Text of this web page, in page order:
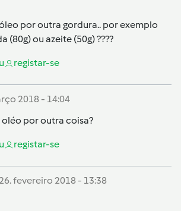
por outra gordura.. por exemplo
(80g) ou azeite (50g) ????
registar-se
2018 - 14:04
por outra coisa?
registar-se
fevereiro 2018 - 13:38